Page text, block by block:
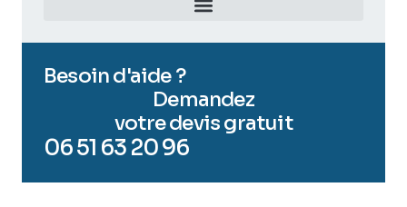
Besoin d'aide ?
Demandez
votre devis gratuit
06 51 63 20 96